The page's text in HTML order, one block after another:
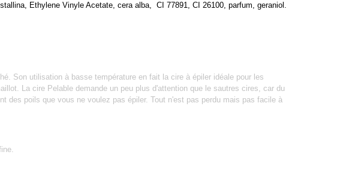
Ethylene Vinyle Acetate, cera alba, CI 77891, CI 26100, parfum, geraniol.
Son utilisation à basse température en fait la cire à épiler idéale pour les
La cire Pelable demande un peu plus d'attention que le sautres cires, car du
des poils que vous ne voulez pas épiler. Tout n'est pas perdu mais pas facile à